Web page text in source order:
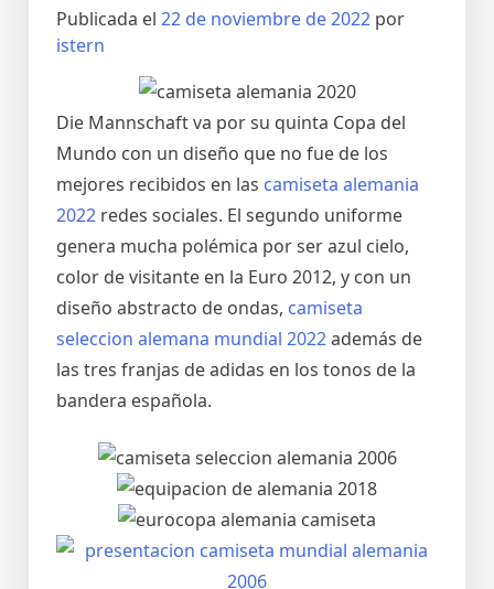
Publicada el 22 de noviembre de 2022 por
istern
Die Mannschaft va por su quinta Copa del
Mundo con un diseño que no fue de los
mejores recibidos en las camiseta alemania
2022 redes sociales. El segundo uniforme
genera mucha polémica por ser azul cielo,
color de visitante en la Euro 2012, y con un
diseño abstracto de ondas, camiseta
seleccion alemana mundial 2022además de
las tres franjas de adidas en los tonos de la
bandera española.